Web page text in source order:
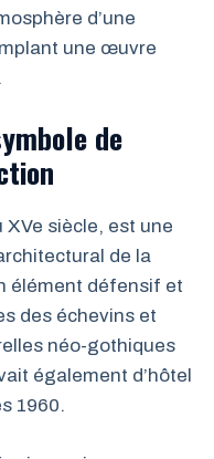
d’une
une œuvre
de
siècle, est une
de la
élément défensif et
des échevins et
néo-gothiques
également d’hôtel
1960.